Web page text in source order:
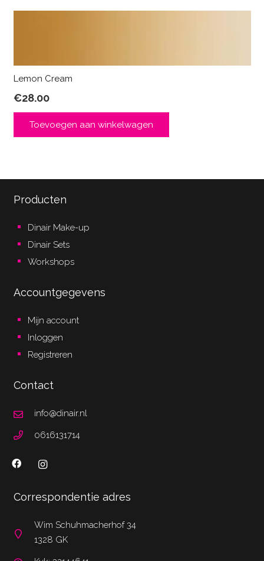
Lemon Cream
€28.00
Toevoegen aan winkelwagen
Producten
Dinair Make-up
Dinair Sets
Workshops
Accountgegevens
Mijn account
Inloggen
Registreren
Contact
info@dinair.nl
0616131714
Correspondentie adres
Wim Schuhmacherhof 34
1328 GK